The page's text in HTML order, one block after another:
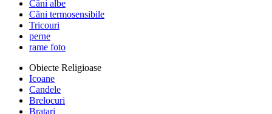
Căni albe
Căni termosensibile
Tricouri
perne
rame foto
Obiecte Religioase
Icoane
Candele
Brelocuri
Bratari